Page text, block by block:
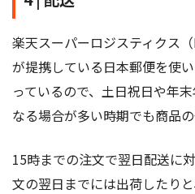
楽天スーパーロジスティクス
が提携している日本郵便を使
っているので、土日祝日や年
なる場合が多い時期でも商品
15時までの注文で翌日配送に
文の翌日までには出荷したり